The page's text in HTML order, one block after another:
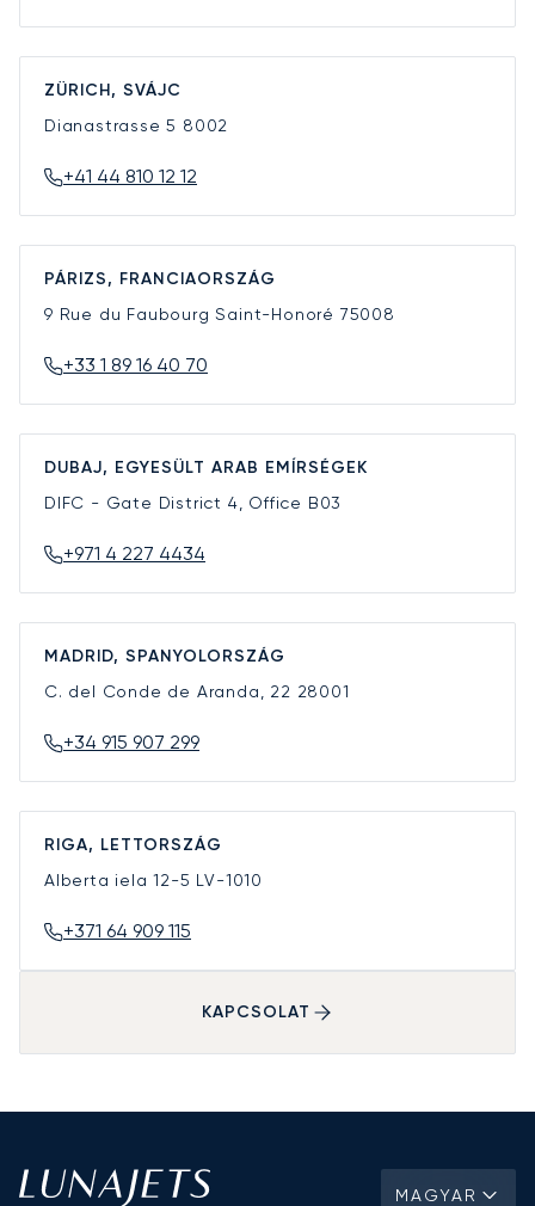
ZÜRICH, SVÁJC
Dianastrasse 5 8002
+41 44 810 12 12
PÁRIZS, FRANCIAORSZÁG
9 Rue du Faubourg Saint-Honoré 75008
+33 1 89 16 40 70
DUBAJ, EGYESÜLT ARAB EMÍRSÉGEK
DIFC - Gate District 4, Office B03
+971 4 227 4434
MADRID, SPANYOLORSZÁG
C. del Conde de Aranda, 22 28001
+34 915 907 299
RIGA, LETTORSZÁG
Alberta iela 12-5 LV-1010
+371 64 909 115
KAPCSOLAT
MAGYAR